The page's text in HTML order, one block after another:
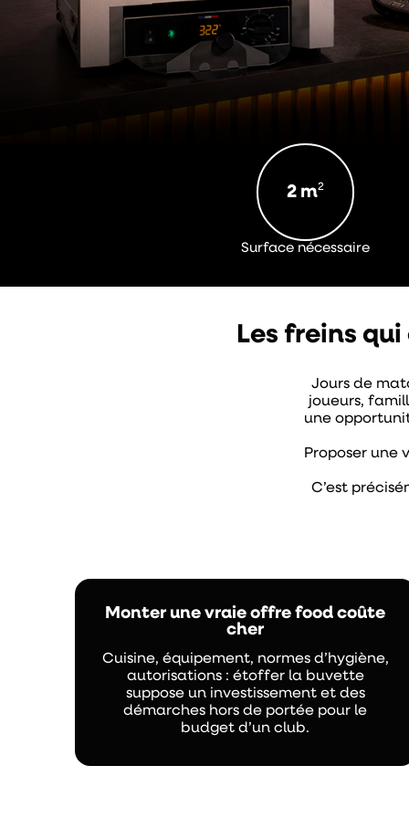
2 m2
Surface nécessaire
Les freins
Jours de
joueurs,
une
Proposer une
C’est
Monter une vraie offre food coûte
cher
Cuisine, équipement, normes d’hygiène,
autorisations : étoffer la buvette
suppose un investissement et des
démarches hors de portée pour le
budget d’un club.